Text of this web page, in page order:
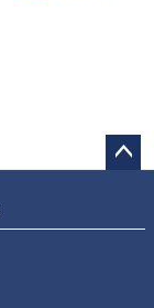
ップ